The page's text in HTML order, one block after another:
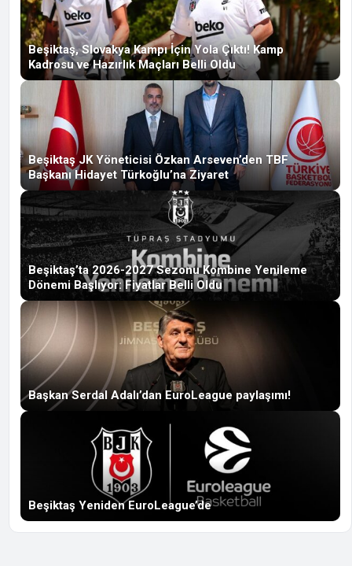
Beşiktaş, Slovakya Kampı İçin Yola Çıktı! Kamp
Kadrosu ve Hazırlık Maçları Belli Oldu
Beşiktaş JK Yöneticisi Özkan Arseven’den TBF
Başkanı Hidayet Türkoğlu’na Ziyaret
Beşiktaş’ta 2026-2027 Sezonu Kombine Yenileme
Dönemi Başlıyor: Fiyatlar Belli Oldu
Başkan Serdal Adalı’dan EuroLeague paylaşımı!
Beşiktaş Yeniden EuroLeague’de